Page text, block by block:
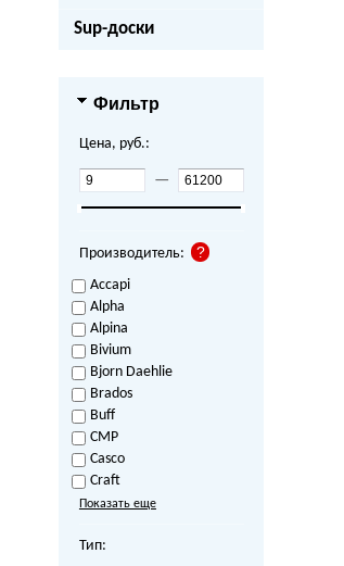
Sup-доски
Фильтр
Цена, руб.:
—
Производитель:
Accapi
Alpha
Alpina
Bivium
Bjorn Daehlie
Brados
Buff
CMP
Casco
Craft
Показать еще
Тип: